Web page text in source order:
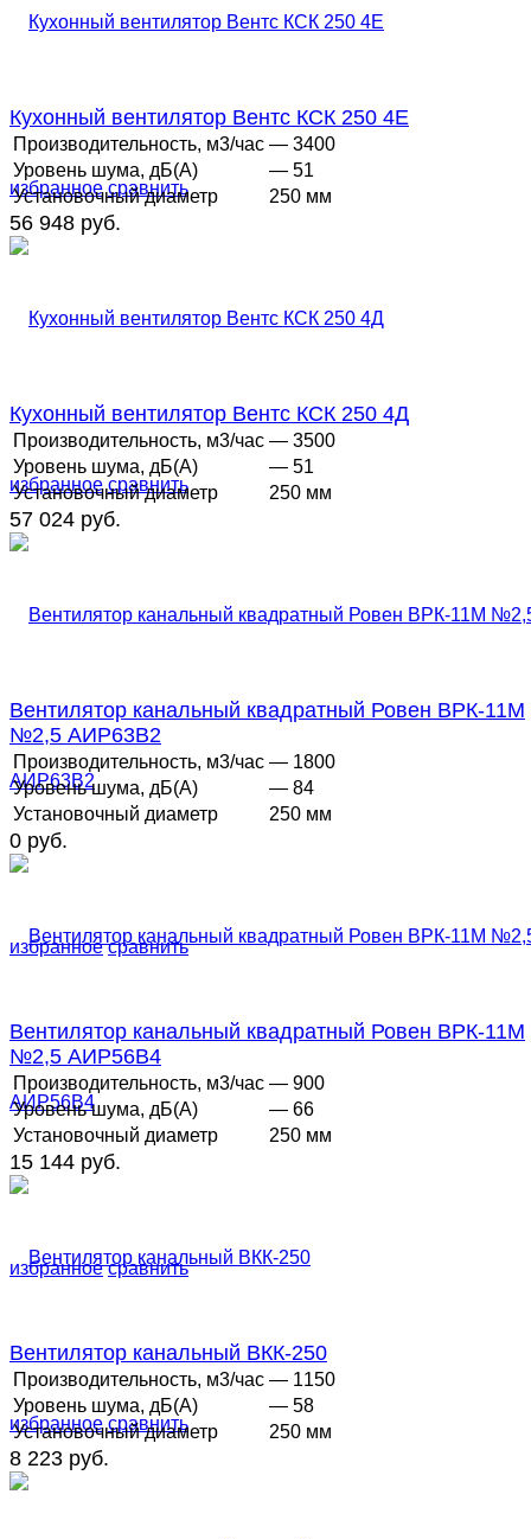
избранное сравнить
Кухонный вентилятор Вентс КСК 250 4Е
Производительность, м3/час — 3400
Уровень шума, дБ(А)
— 51
Установочный диаметр
250 мм
56 948 руб.
избранное сравнить
Кухонный вентилятор Вентс КСК 250 4Д
Производительность, м3/час — 3500
Уровень шума, дБ(А)
— 51
Установочный диаметр
250 мм
57 024 руб.
избранное сравнить
Вентилятор канальный квадратный Ровен ВРК-11М
№2,5 АИР63В2
Производительность, м3/час — 1800
Уровень шума, дБ(А)
— 84
Установочный диаметр
250 мм
0 руб.
избранное сравнить
Вентилятор канальный квадратный Ровен ВРК-11М
№2,5 АИР56В4
Производительность, м3/час — 900
Уровень шума, дБ(А)
— 66
Установочный диаметр
250 мм
15 144 руб.
избранное сравнить
Вентилятор канальный ВКК-250
Производительность, м3/час — 1150
Уровень шума, дБ(А)
— 58
Установочный диаметр
250 мм
8 223 руб.